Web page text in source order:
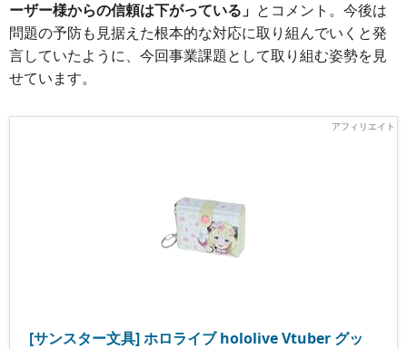
ーザー様からの信頼は下がっている」 とコメント。今後は
問題の予防も見据えた根本的な対応に取り組んでいくと発
言していたように、今回事業課題として取り組む姿勢を見
せています。
[サンスター文具] ホロライブ hololive Vtuber グッ